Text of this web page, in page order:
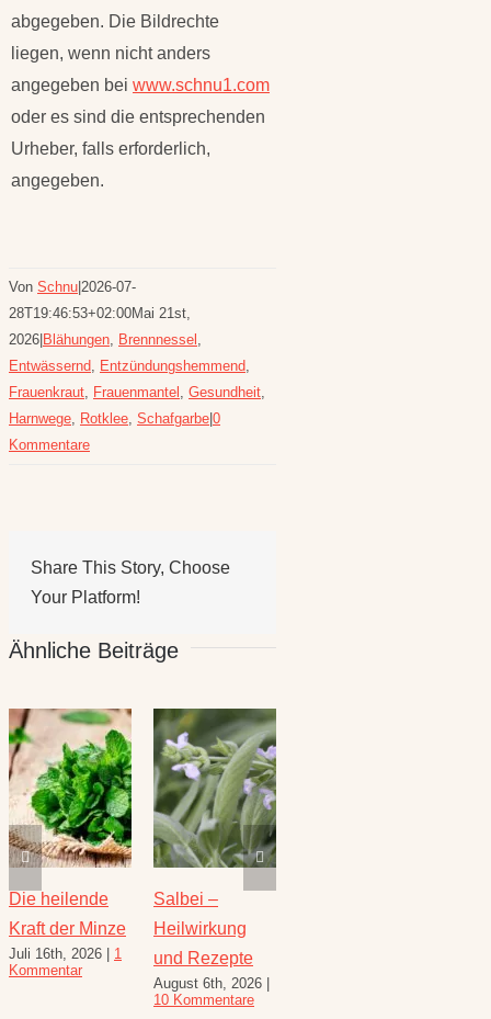
abgegeben. Die Bildrechte
liegen, wenn nicht anders
angegeben bei www.schnu1.com
oder es sind die entsprechenden
Urheber, falls erforderlich,
angegeben.
Von Schnu 2026-07-
28T19:46:53+02:00Mai 21st,
2026 Blähungen Brennnessel
Entwässernd
Entzündungshemmend
Frauenkraut
Frauenmantel Gesundheit
Harnwege
Rotklee Schafgarbe 0
Kommentare
Share This Story, Choose
Your Platform!
Ähnliche Beiträge
Die heilende
Kraft der Minze
Juli 16th, 2026
1
Kommentar
Salbei –
Heilwirkung
und Rezepte
August 6th, 2026
10 Kommentare